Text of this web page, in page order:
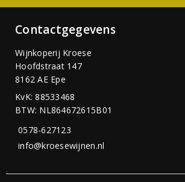
Contactgegevens
Wijnkoperij Kroese
Hoofdstraat 147
8162 AE Epe
KvK: 88533468
BTW: NL864672615B01
0578-627123
info@kroesewijnen.nl